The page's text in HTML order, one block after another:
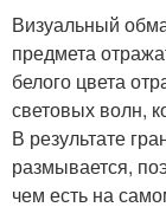
Визуальный
предмета
белого цвета
световых волн,
В результате
размывается,
чем есть на